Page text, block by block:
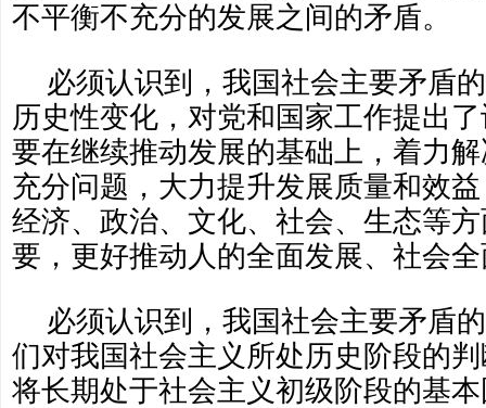
不平衡不充分的发展之间的矛盾。
必须认识到，我国社会主要矛盾
历史性变化，对党和国家工作提出
要在继续推动发展的基础上，着力
充分问题，大力提升发展质量和效
经济、政治、文化、社会、生态等
要，更好推动人的全面发展、社会
必须认识到，我国社会主要矛盾
们对我国社会主义所处历史阶段的
将长期处于社会主义初级阶段的基